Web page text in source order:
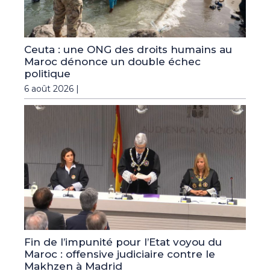
Ceuta : une ONG des droits humains au
Maroc dénonce un double échec
politique
6 août 2026 |
Fin de l’impunité pour l’Etat voyou du
Maroc : offensive judiciaire contre le
Makhzen à Madrid